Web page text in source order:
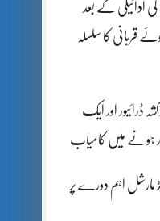
کی ادائیگی کے بعد
قربانی کا سلسلہ
ڈرائیور اور ایک
ہونے میں کامیاب
مارشل اہم دورے پر